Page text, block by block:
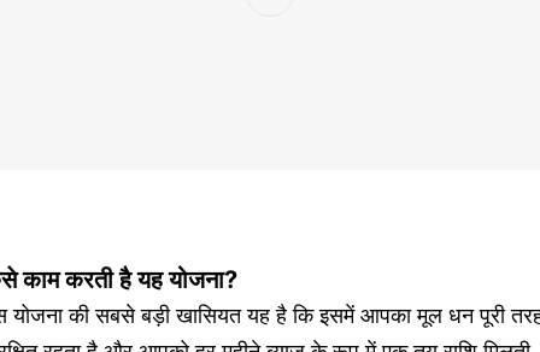
काम करती है यह योजना?
योजना की सबसे बड़ी खासियत यह है कि इसमें आपका मूल धन पूरी